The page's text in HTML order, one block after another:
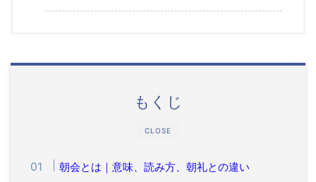
CLOSE
もくじ
朝会とは｜意味、読み方、朝礼との違い